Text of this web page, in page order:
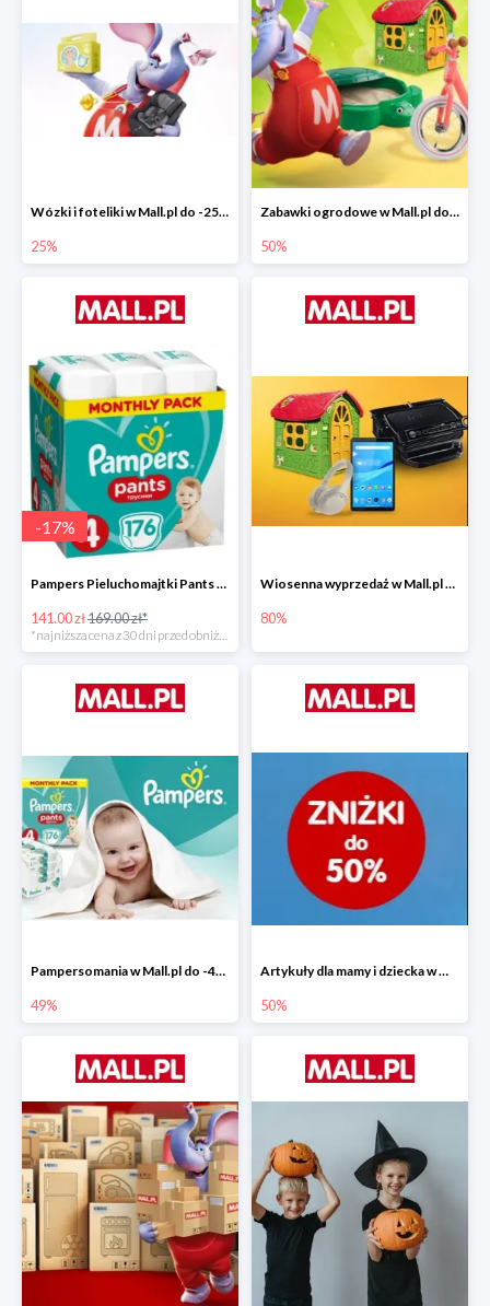
Wózki i foteliki w Mall.pl do -25%
25%
Zabawki ogrodowe w Mall.pl do -40%
50%
-17%
Pampers Pieluchomajtki Pants 4 (9-15 kg) 176 szt. -16%
141.00 zł169.00 zł*
Wiosenna wyprzedaż w Mall.pl do -80%
80%
Pampersomania w Mall.pl do -49%
49%
Artykuły dla mamy i dziecka w Mall.pl do -50%
50%